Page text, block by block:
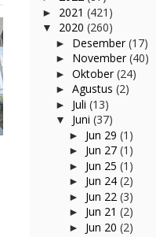
► 2021 (421)
▼ 2020 (260)
► Desember(17)
► November(40)
► Oktober(24)
► Agustus (2)
► Juli (13)
▼ Juni (37)
► Jun 29 (1)
► Jun 27 (1)
► Jun 25 (1)
► Jun 24 (2)
► Jun 22 (3)
► Jun 21 (2)
► Jun 20 (2)